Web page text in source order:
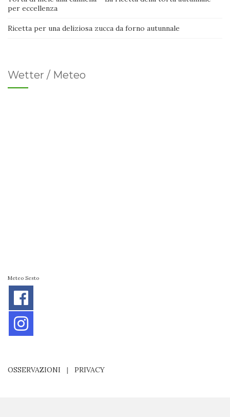
per eccellenza
Ricetta per una deliziosa zucca da forno autunnale
Wetter / Meteo
Meteo Sesto
OSSERVAZIONI | PRIVACY